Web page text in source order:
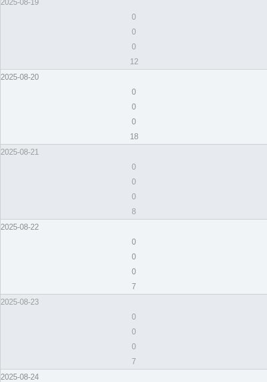
2025-08-19
0
0
0
12
2025-08-20
0
0
0
18
2025-08-21
0
0
0
8
2025-08-22
0
0
0
7
2025-08-23
0
0
0
7
2025-08-24